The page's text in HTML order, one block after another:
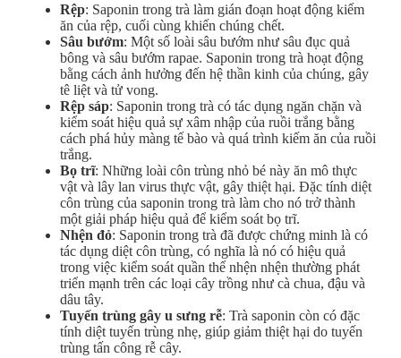
Rệp: Saponin trong trà làm gián đoạn hoạt động kiếm
ăn của rệp, cuối cùng khiến chúng chết.
Sâu bướm: Một số loài sâu bướm như sâu đục quả
bông và sâu bướm rapae. Saponin trong trà hoạt động
bằng cách ảnh hưởng đến hệ thần kinh của chúng, gây
tê liệt và tử vong.
Rệp sáp: Saponin trong trà có tác dụng ngăn chặn và
kiểm soát hiệu quả sự xâm nhập của ruồi trắng bằng
cách phá hủy màng tế bào và quá trình kiếm ăn của ruồi
trắng.
Bọ trĩ: Những loài côn trùng nhỏ bé này ăn mô thực
vật và lây lan virus thực vật, gây thiệt hại. Đặc tính diệt
côn trùng của saponin trong trà làm cho nó trở thành
một giải pháp hiệu quả để kiểm soát bọ trĩ.
Nhện đỏ: Saponin trong trà đã được chứng minh là có
tác dụng diệt côn trùng, có nghĩa là nó có hiệu quả
trong việc kiểm soát quần thể nhện nhện thường phát
triển mạnh trên các loại cây trồng như cà chua, đậu và
dâu tây.
Tuyến trùng gây u sưng rễ: Trà saponin còn có đặc
tính diệt tuyến trùng nhẹ, giúp giảm thiệt hại do tuyến
trùng tấn công rễ cây.